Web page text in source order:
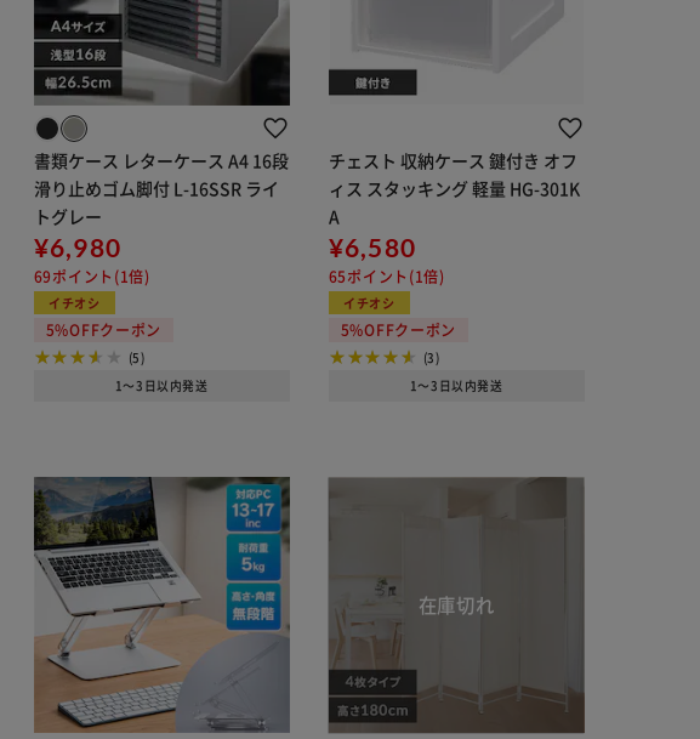
書類ケース レターケース A4 16段
滑り止めゴム脚付 L-16SSR ライ
トグレー
¥6,980
69ポイント(1倍)
イチオシ
5%OFFクーポン
(5)
1～3日以内発送
チェスト 収納ケース 鍵付き オフ
ィス スタッキング 軽量 HG-301K
A
¥6,580
65ポイント(1倍)
イチオシ
5%OFFクーポン
(3)
1～3日以内発送